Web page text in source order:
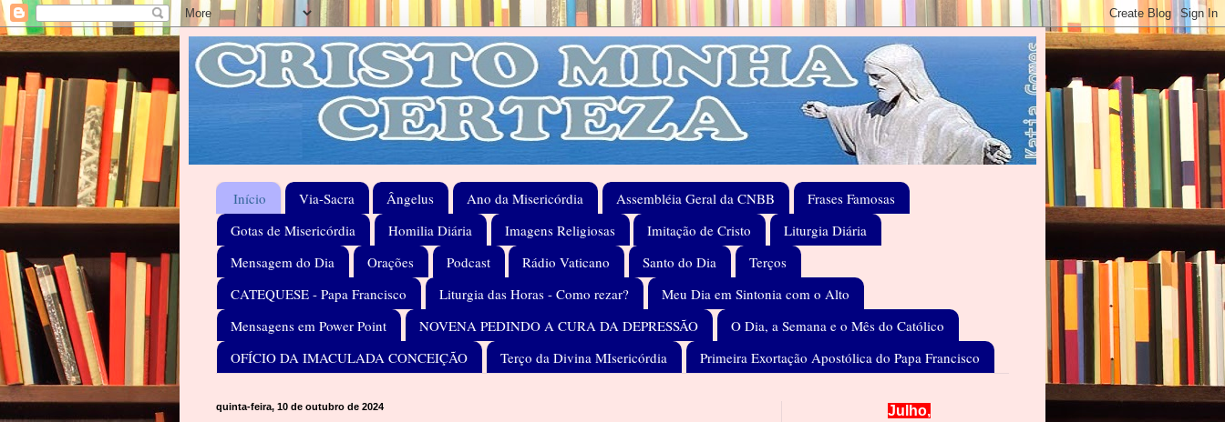
Início Via-Sacra Ângelus Ano da Misericórdia Assembléia Geral da CNBB
Frases Famosas
Gotas de Misericórdia
Homilia Diária Imagens Religiosas Imitação de Cristo
Liturgia Diária
Mensagem do Dia
Orações Podcast Rádio Vaticano Santo do Dia
Terços
CATEQUESE - Papa Francisco
Liturgia das Horas - Como rezar?
Meu Dia em Sintonia com o Alto
Mensagens em Power Point
NOVENA PEDINDO A CURA DA DEPRESSÃO
O Dia, a Semana e o Mês do Católico
OFÍCIO DA IMACULADA CONCEIÇÃO
Terço da Divina MIsericórdia Primeira Exortação Apostólica do Papa Francisco
quinta-feira, 10 de outubro de 2024
Julho,